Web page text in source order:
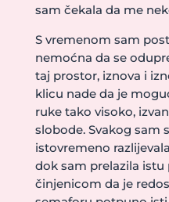
sam čekala da me
S vremenom sam
nemoćna da se
taj prostor, iznova i
klicu nade da je
ruke tako visoko,
slobode. Svakog sam
istovremeno
dok sam prelazila istu
činjenicom da je